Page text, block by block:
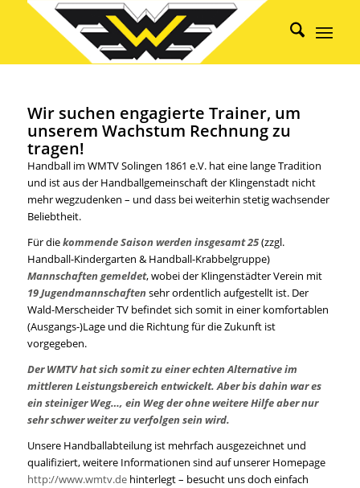
Wir suchen engagierte Trainer, um
unserem Wachstum Rechnung zu
tragen!
Handball im WMTV Solingen 1861 e.V. hat eine lange Tradition
und ist aus der Handballgemeinschaft der Klingenstadt nicht
mehr wegzudenken – und dass bei weiterhin stetig wachsender
Beliebtheit.
Für diekommende Saison werden insgesamt 25(zzgl.
Handball-Kindergarten & Handball-Krabbelgruppe)
Mannschaften gemeldet, wobei der Klingenstädter Verein mit
19 Jugendmannschaften sehr ordentlich aufgestellt ist. Der
Wald-Merscheider TV befindet sich somit in einer komfortablen
(Ausgangs-)Lage und die Richtung für die Zukunft ist
vorgegeben.
Der WMTV hat sich somit zu einer echten Alternative im
mittleren Leistungsbereich entwickelt. Aber bis dahin war es
ein steiniger Weg…, ein Weg der ohne weitere Hilfe aber nur
sehr schwer weiter zu verfolgen sein wird.
Unsere Handballabteilung ist mehrfach ausgezeichnet und
qualifiziert, weitere Informationen sind auf unserer Homepage
http://www.wmtv.dehinterlegt – besucht uns doch einfach